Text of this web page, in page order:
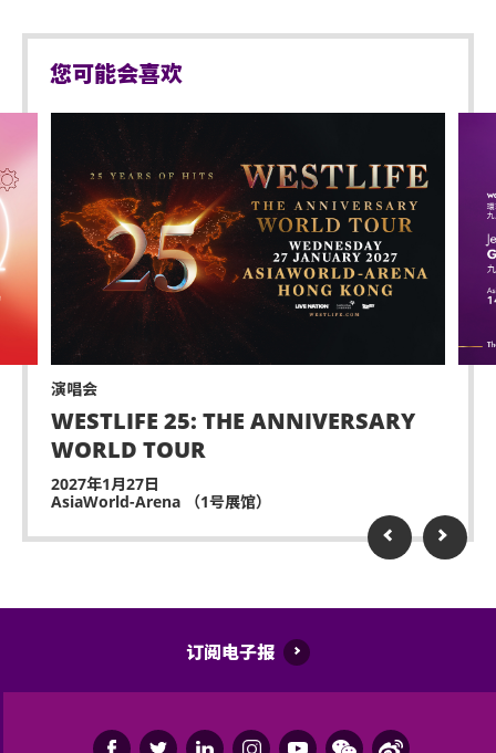
您可能会喜欢
演唱会
WESTLIFE 25: THE ANNIVERSARY
WORLD TOUR
2027年1月27日
AsiaWorld-Arena （1号展馆）
订阅电子报